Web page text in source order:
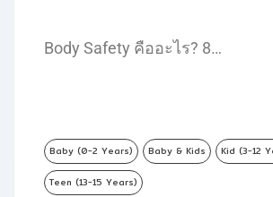
Body Safety คืออะไร? 8…
Baby (0-2 Years) Baby & Kids Kid (3-12
Teen (13-15 Years)